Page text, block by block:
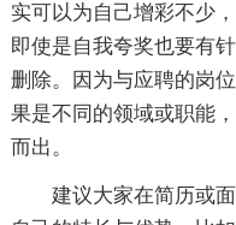
实可以为自己增彩不少
即使是自我夸奖也要有
删除。因为与应聘的岗
果是不同的领域或职能
而出。
建议大家在简历或面